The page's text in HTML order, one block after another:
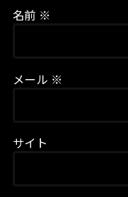
名前 ※
メール ※
サイト